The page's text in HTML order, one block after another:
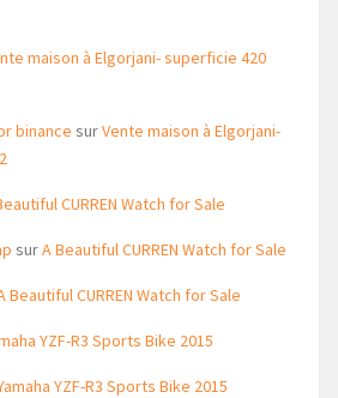
maison à Elgorjani- superficie 420
binance surVente maison à Elgorjani-
CURREN Watch for Sale
surA Beautiful CURREN Watch for Sale
Beautiful CURREN Watch for Sale
YZF-R3 Sports Bike 2015
YZF-R3 Sports Bike 2015